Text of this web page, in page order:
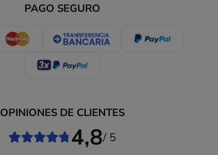
PAGO SEGURO
OPINIONES DE CLIENTES
4,8/ 5